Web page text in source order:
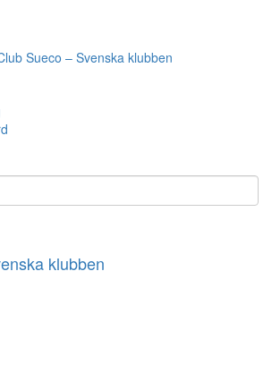
Sueco – Svenska klubben
klubben